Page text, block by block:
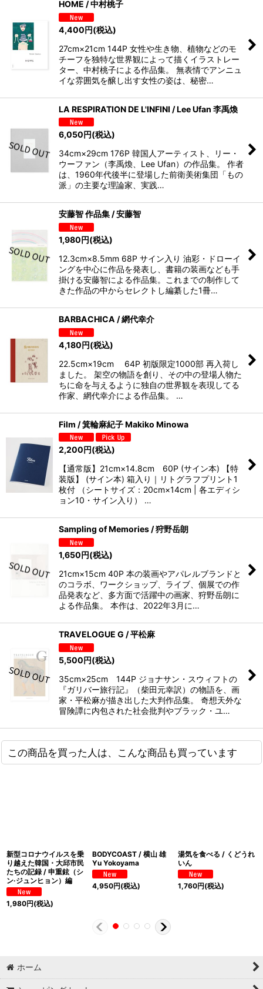
HOME / 中村桃子
4,400円(税込)
27cm×21cm 144P 女性や生き物、植物などのモ
チーフを独特な世界観によって描くイラストレー
ター、中村桃子による作品集。 無表情でアンニュ
イな雰囲気を醸し出す女性の姿は、秘密…
LA RESPIRATION DE L'INFINI / Lee Ufan 李禹煥
6,050円(税込)
34cm×29cm 176P 韓国人アーティスト、リー・
ウーファン（李禹煥、Lee Ufan）の作品集。 作者
は、1960年代後半に登場した前衛美術集団「もの
派」の主要な理論家、実践…
安藤智 作品集 / 安藤智
1,980円(税込)
12.3cm×8.5mm 68P サイン入り 油彩・ドローイ
ングを中心に作品を発表し、書籍の装画なども手
掛ける安藤智による作品集。これまでの制作して
きた作品の中からセレクトし編纂した1冊…
BARBACHICA / 網代幸介
4,180円(税込)
22.5cm×19cm 64P 初版限定1000部 再入荷し
ました。 架空の物語を創り、その中の登場人物た
ちに命を与えるように独自の世界観を表現してる
作家、網代幸介による作品集。 …
Film / 箕輪麻紀子 Makiko Minowa
2,200円(税込)
【通常版】21cm×14.8cm 60P (サイン本) 【特
装版】 (サイン本) 箱入り｜リトグラフプリント1
枚付 （シートサイズ：20cm×14cm | 各エディシ
ョン10・サイン入り） …
Sampling of Memories / 狩野岳朗
1,650円(税込)
21cm×15cm 40P 本の装画やアパレルブランドと
のコラボ、ワークショップ、ライブ、個展での作
品発表など、多方面で活躍中の画家、狩野岳朗に
よる作品集。 本作は、2022年3月に…
TRAVELOGUE G / 平松麻
5,500円(税込)
35cm×25cm 144P ジョナサン・スウィフトの
『ガリバー旅行記』（柴田元幸訳）の物語を、画
家・平松麻が描き出した大判作品集。 奇想天外な
冒険譚に内包された社会批判やブラック・ユ…
この商品を買った人は、こんな商品も買っています
新型コロナウイルスを乗
り越えた韓国・大邱市民
たちの記録 / 申重鉉（シ
ン·ジュンヒョン）編
1,980円(税込)
BODYCOAST / 横山 雄
Yu Yokoyama
4,950円(税込)
湯気を食べる / くどうれ
いん
1,760円(税込)
ホーム